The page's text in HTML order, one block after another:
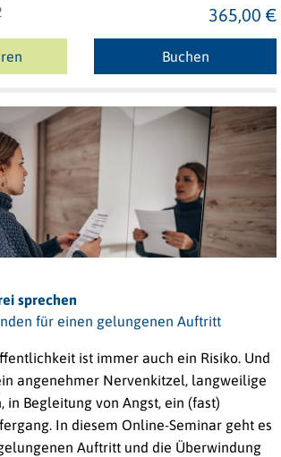
365,00 €
Buchen
sprechen
für einen gelungenen Auftritt
ist immer auch ein Risiko. Und
angenehmer Nervenkitzel, langweilige
in Begleitung von Angst, ein (fast)
In diesem Online-Seminar geht es
Auftritt und die Überwindung